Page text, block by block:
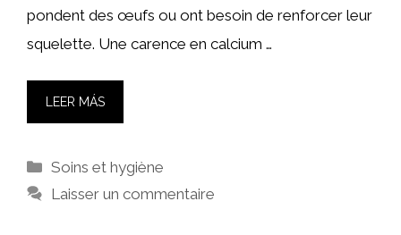
pondent des œufs ou ont besoin de renforcer leur
squelette. Une carence en calcium …
LEER MÁS
Catégories
Soins et hygiène
Laisser un commentaire